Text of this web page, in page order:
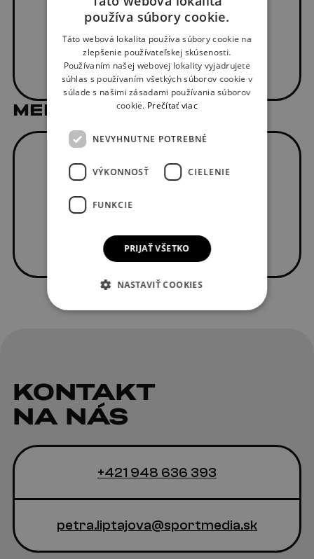
MEDIÁLNI PARTNERI
KONTAKT
NA NÁS
+421 948 636 393
petra.liptajova@sportmedia.sk
SLOVAK
používa súbory cookie.
Táto webová lokalita používa súbory cookie na
zlepšenie používateľskej skúsenosti.
Používaním našej webovej lokality vyjadrujete
súhlas s používaním všetkých súborov cookie v
súlade s našimi zásadami používania súborov
cookie. Prečítať viac
NEVYHNUTNE POTREBNÉ
VÝKONNOSŤ CIELENIE
FUNKCIE
PRIJAŤ VŠETKO
NASTAVIŤ COOKIES